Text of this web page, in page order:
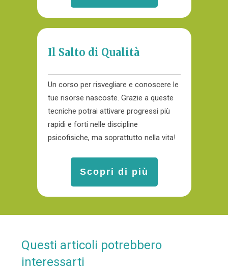
Il Salto di Qualità
Un corso per risvegliare e conoscere le
tue risorse nascoste. Grazie a queste
tecniche potrai attivare progressi più
rapidi e forti nelle discipline
psicofisiche, ma soprattutto nella vita!
Scopri di più
Questi articoli potrebbero
interessarti